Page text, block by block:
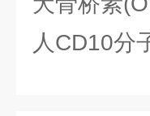
人CD10分